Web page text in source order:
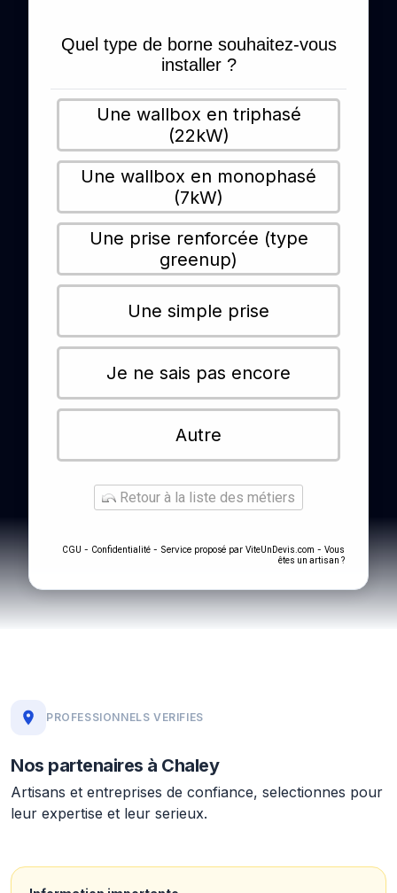
Quel type de borne souhaitez-vous
installer ?
Une wallbox en triphasé
(22kW)
Une wallbox en monophasé
(7kW)
Une prise renforcée (type
greenup)
Une simple prise
Je ne sais pas encore
Autre
Retour à la liste des métiers
CGU - Confidentialité - Service proposé par ViteUnDevis.com - Vous
êtes un artisan ?
PROFESSIONNELS VERIFIES
Nos partenaires à Chaley
Artisans et entreprises de confiance, selectionnes pour
leur expertise et leur serieux.